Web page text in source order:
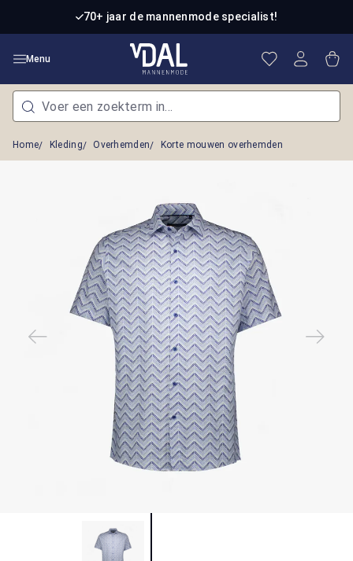
Ga naar de hoofdinhoud70+ jaar de mannenmode specialist!
Menu Je hebt 0
Home Kleding Overhemden Korte mouwen overhemden